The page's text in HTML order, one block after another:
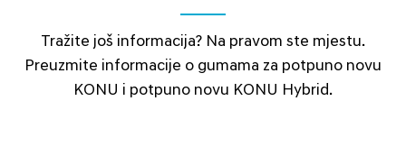
Tražite još informacija? Na pravom ste mjestu.
Preuzmite informacije o gumama za potpuno novu
KONU i potpuno novu KONU Hybrid.